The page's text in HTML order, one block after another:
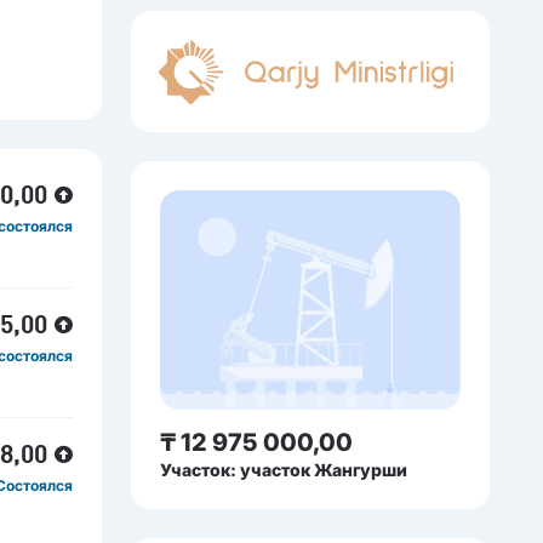
₸ 12 975 000,00
Участок: участок Жангурши